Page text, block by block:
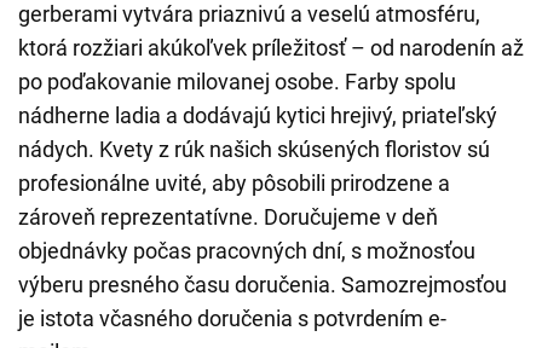
gerberami vytvára priaznivú a veselú atmosféru,
ktorá rozžiari akúkoľvek príležitosť – od narodenín až
po poďakovanie milovanej osobe. Farby spolu
nádherne ladia a dodávajú kytici hrejivý, priateľský
nádych. Kvety z rúk našich skúsených floristov sú
profesionálne uvité, aby pôsobili prirodzene a
zároveň reprezentatívne. Doručujeme v deň
objednávky počas pracovných dní, s možnosťou
výberu presného času doručenia. Samozrejmosťou
je istota včasného doručenia s potvrdením e-